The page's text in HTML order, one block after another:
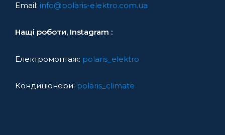
Email: info@polaris-elektro.com.ua
Нащі роботи, Instagram :
Електромонтаж: polaris_elektro
Кондиціонери: polaris_climate